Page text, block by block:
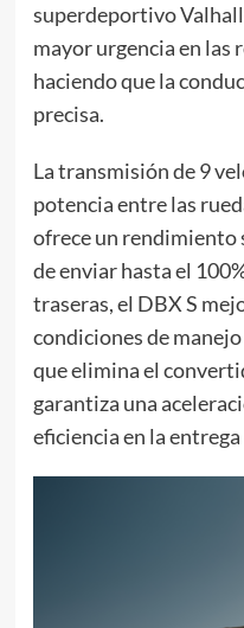
superdeportivo
mayor urgencia en las
haciendo que la
precisa.
La transmisión de 9
potencia entre las
ofrece un rendimiento
de enviar hasta el
traseras, el DBX S
condiciones de
que elimina el
garantiza una
eficiencia en la